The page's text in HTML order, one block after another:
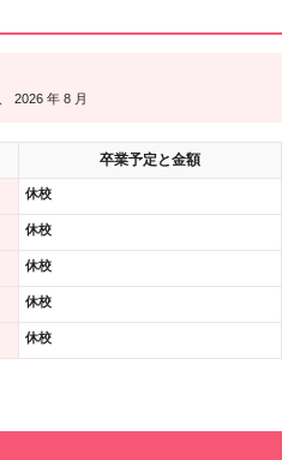
2026 年 8 月
卒業予定と金額
休校
休校
休校
休校
休校